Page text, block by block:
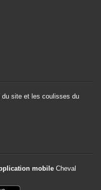
du site et les coulisses du
mobile Cheval